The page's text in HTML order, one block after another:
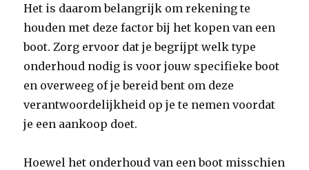
Het is daarom belangrijk om rekening te
houden met deze factor bij het kopen van een
boot. Zorg ervoor dat je begrijpt welk type
onderhoud nodig is voor jouw specifieke boot
en overweeg of je bereid bent om deze
verantwoordelijkheid op je te nemen voordat
je een aankoop doet.
Hoewel het onderhoud van een boot misschien